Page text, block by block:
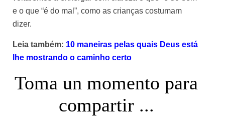
e o que “é do mal”, como as crianças costumam
dizer.
Leia também: 10 maneiras pelas quais Deus está
lhe mostrando o caminho certo
Toma un momento para
compartir ...